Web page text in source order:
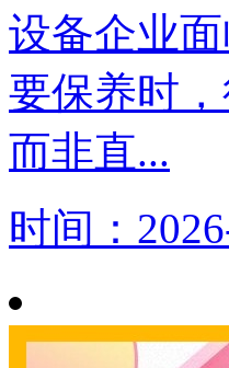
设备企业
要保养时
而非直...
时间：